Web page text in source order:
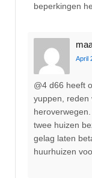
beperkingen
April
@4 d66 heeft
yuppen, reden
twee huizen
gelag laten
huurhuizen